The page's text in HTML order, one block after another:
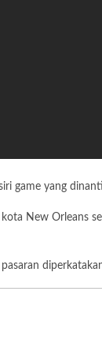
game yang
New Orleans